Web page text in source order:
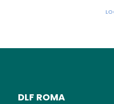
DLF ROMA